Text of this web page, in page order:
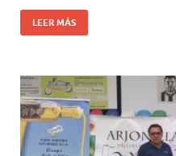
LEER MÁS